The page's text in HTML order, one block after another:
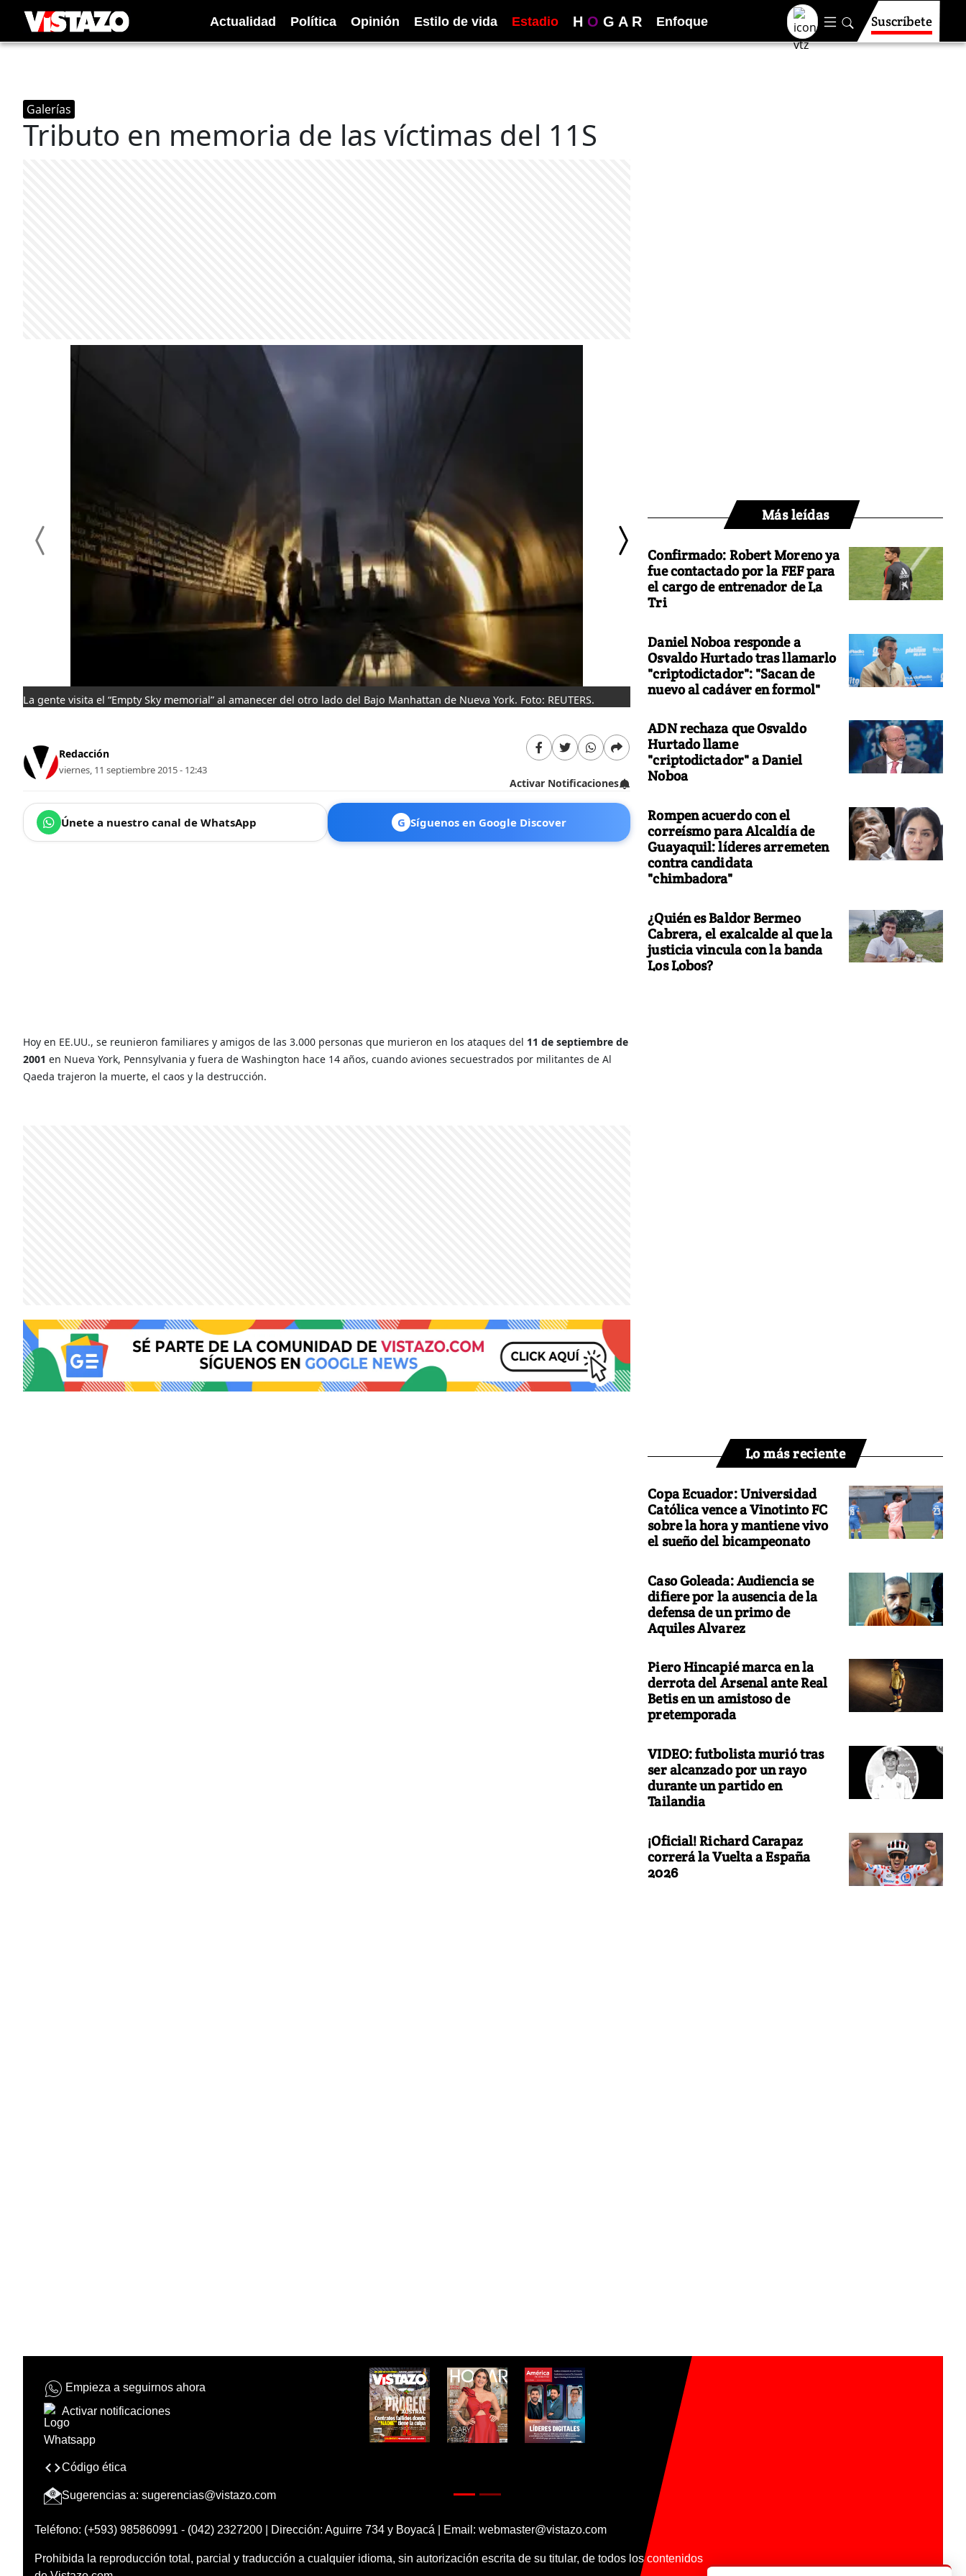
Actualidad Política Opinión Estilo de vida Estadio H O G A R Enfoque Suscríbete
Galerías
Tributo en memoria de las víctimas del 11S
La gente visita el “Empty Sky memorial” al amanecer del otro lado del Bajo Manhattan de Nueva York. Foto: REUTERS.
Un miembro del Departamento de Bomberos de Nueva York
Redacción
viernes, 11 septiembre 2015 - 12:43
Activar Notificaciones
Únete a nuestro canal de WhatsApp G Síguenos en Google Discover
Hoy en EE.UU., se reunieron familiares y amigos de las 3.000 personas que murieron en los ataques del 11 de septiembre de
2001 en Nueva York, Pennsylvania y fuera de Washington hace 14 años, cuando aviones secuestrados por militantes de Al
Qaeda trajeron la muerte, el caos y la destrucción.
Más leídas
Confirmado: Robert Moreno ya
fue contactado por la FEF para
el cargo de entrenador de La
Tri
Daniel Noboa responde a
Osvaldo Hurtado tras llamarlo
"criptodictador": "Sacan de
nuevo al cadáver en formol"
ADN rechaza que Osvaldo
Hurtado llame
"criptodictador" a Daniel
Noboa
Rompen acuerdo con el
correísmo para Alcaldía de
Guayaquil: líderes arremeten
contra candidata
"chimbadora"
¿Quién es Baldor Bermeo
Cabrera, el exalcalde al que la
justicia vincula con la banda
Los Lobos?
Lo más reciente
Copa Ecuador: Universidad
Católica vence a Vinotinto FC
sobre la hora y mantiene vivo
el sueño del bicampeonato
Caso Goleada: Audiencia se
difiere por la ausencia de la
defensa de un primo de
Aquiles Alvarez
Piero Hincapié marca en la
derrota del Arsenal ante Real
Betis en un amistoso de
pretemporada
VIDEO: futbolista murió tras
ser alcanzado por un rayo
durante un partido en
Tailandia
¡Oficial! Richard Carapaz
correrá la Vuelta a España
2026
Empieza a seguirnos ahora
Activar notificaciones
Código ética
Sugerencias a: sugerencias@vistazo.com
Teléfono: (+593) 985860991 - (042) 2327200 | Dirección: Aguirre 734 y Boyacá | Email: webmaster@vistazo.com
Prohibida la reproducción total, parcial y traducción a cualquier idioma, sin autorización escrita de su titular, de todos los contenidos